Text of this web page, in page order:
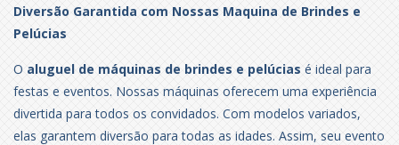
Diversão Garantida com Nossas Maquina de Brindes e
Pelúcias
O aluguel de máquinas de brindes e pelúcias é ideal para
festas e eventos. Nossas máquinas oferecem uma experiência
divertida para todos os convidados. Com modelos variados,
elas garantem diversão para todas as idades. Assim, seu evento